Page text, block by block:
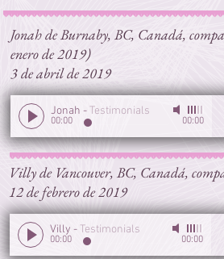
Jonah de Burnaby, BC, Canadá,
enero de 2019)
3 de abril de 2019
Jonah -Testimonials
00:00 00:00
Villy de Vancouver, BC, Canadá,
12 de febrero de 2019
Villy -Testimonials
00:00 00:00